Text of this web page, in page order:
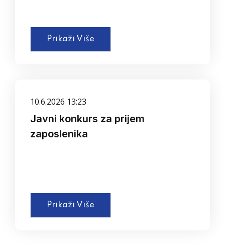
Prikaži Više
10.6.2026 13:23
Javni konkurs za prijem
zaposlenika
Prikaži Više